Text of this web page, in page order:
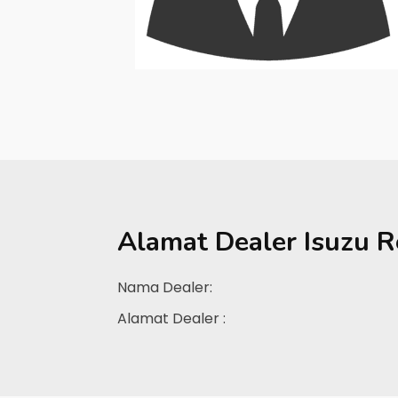
Alamat Dealer Isuzu
Nama Dealer:
Alamat Dealer :